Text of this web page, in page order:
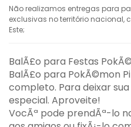
Não realizamos entregas para
exclusivas no território
Este;
BalÃ£o para Festas
BalÃ£o para PokÃ©mon
completo. Para deixar
especial. Aproveite!
VocÃª pode prendÃª-lo